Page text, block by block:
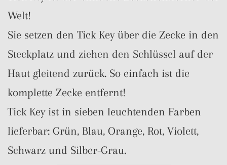
Welt!
Sie setzen den Tick Key über die Zecke in den
Steckplatz und ziehen den Schlüssel auf der
Haut gleitend zurück. So einfach ist die
komplette Zecke entfernt!
Tick Key ist in sieben leuchtenden Farben
lieferbar: Grün, Blau, Orange, Rot, Violett,
Schwarz und Silber-Grau.